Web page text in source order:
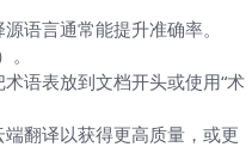
语言通常能提升准确率。
语表放到文档开头或使用“术
翻译以获得更高质量，或更